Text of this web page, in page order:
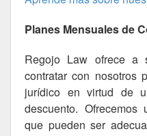
Planes Mensuales de
Regojo Law ofrece a
contratar con nosotros
jurídico en virtud de
descuento.
que pueden ser